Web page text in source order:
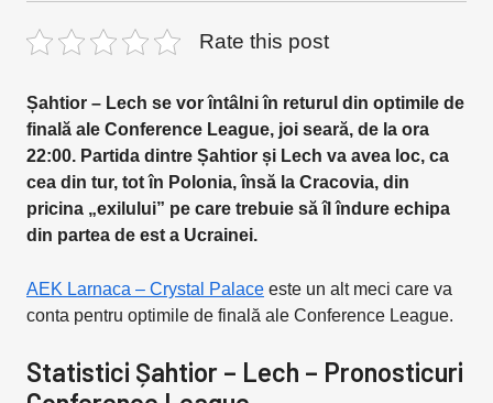
Rate this post
Șahtior – Lech se vor întâlni în returul din optimile de
finală ale Conference League, joi seară, de la ora
22:00. Partida dintre Șahtior și Lech va avea loc, ca
cea din tur, tot în Polonia, însă la Cracovia, din
pricina „exilului” pe care trebuie să îl îndure echipa
din partea de est a Ucrainei.
AEK Larnaca – Crystal Palace este un alt meci care va
conta pentru optimile de finală ale Conference League.
Statistici Șahtior – Lech – Pronosticuri